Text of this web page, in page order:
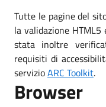
Tutte le pagine del
la validazione
stata inoltre
requisiti di
servizioARC Toolkit.
Browser